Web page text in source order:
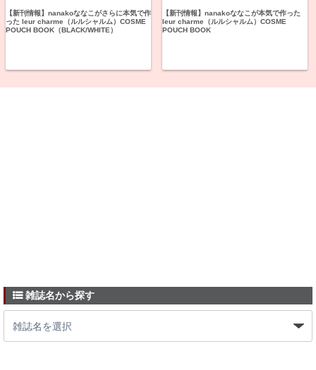
【新刊情報】nanakoななこがさらに本気で作
った leur charme（ルルシャルム）COSME
POUCH BOOK（BLACK/WHITE）
【新刊情報】nanakoななこが本気で作った
leur charme（ルルシャルム）COSME
POUCH BOOK
雑誌名から探す